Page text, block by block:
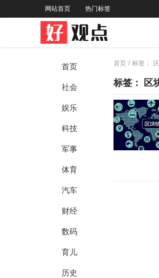
网站首页 热门标签
首页
社会
娱乐
科技
军事
体育
汽车
财经
数码
育儿
历史
首页 / 标签：
标签： 区